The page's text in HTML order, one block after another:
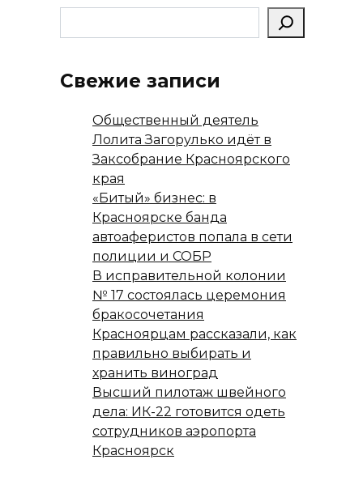
Свежие записи
Общественный деятель
Лолита Загорулько идёт в
Заксобрание Красноярского
края
«Битый» бизнес: в
Красноярске банда
автоаферистов попала в сети
полиции и СОБР
В исправительной колонии
№ 17 состоялась церемония
бракосочетания
Красноярцам рассказали, как
правильно выбирать и
хранить виноград
Высший пилотаж швейного
дела: ИК-22 готовится одеть
сотрудников аэропорта
Красноярск